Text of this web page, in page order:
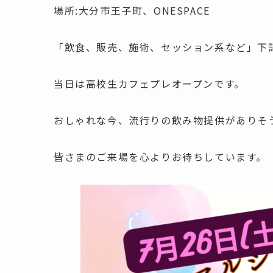
場所:大分市王子町、ONESPACE
「飲食、販売、施術、セッション系など」
当日は高校生カフェプレオープンです。
おしゃれな今、流行りの飲み物提供がありそ
皆さまのご来場を心よりお待ちしています。